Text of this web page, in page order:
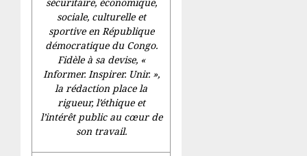
sécuritaire, économique,
sociale, culturelle et
sportive en République
démocratique du Congo.
Fidèle à sa devise, «
Informer. Inspirer. Unir.»,
la rédaction place la
rigueur, l’éthique et
l’intérêt public au cœur de
son travail.